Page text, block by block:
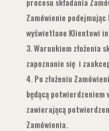
Zamówienie
wyświetlane Klientowi
Warunkiem złożenia
zapoznanie się i
Po złożeniu
będącą potwierdzeniem
zawierającą
Zamówienia.